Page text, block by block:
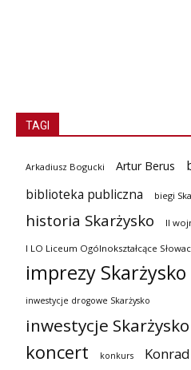
TAGI
Arkadiusz Bogucki Artur Berus
biblioteka publiczna
biegi
historia Skarżysko II
I LO Liceum Ogólnokształcące
imprezy Skarżysko
inwestycje drogowe Skarżysko
inwestycje Skarżysko
koncert konkurs